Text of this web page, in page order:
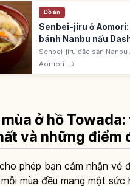
Đồ ăn
Senbei-jiru ở
bánh Nanbu nấu
Senbei-jiru đặc sản
(Hachinohe) - bánh
Aomori →
mùa ở hồ
và những điểm
phép bạn cảm nhận vẻ
mùa đều mang một sức